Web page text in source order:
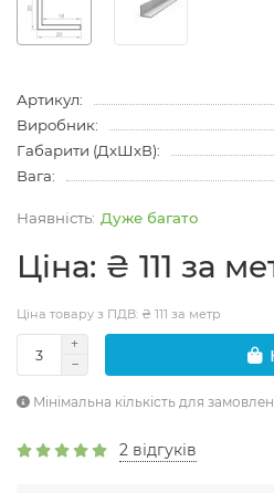
Артикул:
Виробник:
Габарити (ДхШхВ):
Вага:
Дуже багато
Цiна: ₴ 111 за
Ціна товару з ПДВ: ₴ 111 за метр
Мінімальна кількість для
2 відгуків